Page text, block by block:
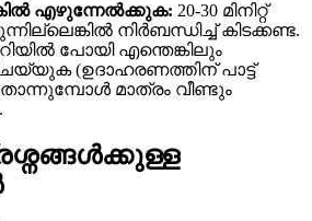
എഴുന്നേൽക്കുക: 20-30 മിനിറ്റ്
നിർബന്ധിച്ച് കിടക്കണ്ട.
പോയി എന്തെങ്കിലും
(ഉദാഹരണത്തിന് പാട്ട്
മാത്രം വീണ്ടും